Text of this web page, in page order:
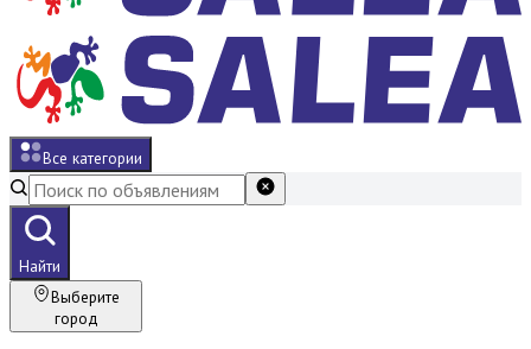
Все категории
Найти
Выберите
город